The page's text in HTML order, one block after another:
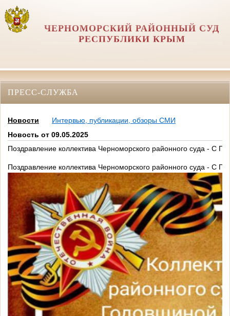
ЧЕРНОМОРСКИЙ РАЙОННЫЙ СУД
РЕСПУБЛИКИ КРЫМ
ПРЕСС-СЛУЖБА
Новости
Интервью, публикации, обзоры СМИ
Новость от 09.05.2025
Поздравление коллектива Черноморского районного суда - С
Поздравление коллектива Черноморского районного суда - С